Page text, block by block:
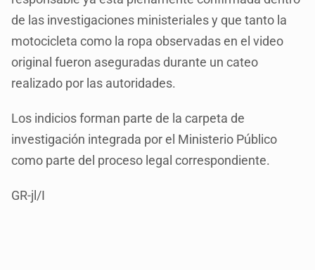
de las investigaciones ministeriales y que tanto la
motocicleta como la ropa observadas en el video
original fueron aseguradas durante un cateo
realizado por las autoridades.
Los indicios forman parte de la carpeta de
investigación integrada por el Ministerio Público
como parte del proceso legal correspondiente.
GR-jl/I